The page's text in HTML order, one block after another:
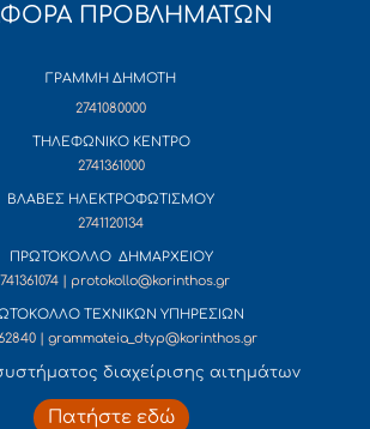
ΠΡΟΒΛΗΜΑΤΩΝ
ΓΡΑΜΜΗ ΔΗΜΟΤΗ
2741080000
ΤΗΛΕΦΩΝΙΚΟ ΚΕΝΤΡΟ
2741361000
ΒΛΑΒΕΣ ΗΛΕΚΤΡΟΦΩΤΙΣΜΟΥ
2741120134
ΠΡΩΤΟΚΟΛΛΟ ΔΗΜΑΡΧΕΙΟΥ
| protokollo@korinthos.gr
ΤΕΧΝΙΚΩΝ ΥΠΗΡΕΣΙΩΝ
| grammateia_dtyp@korinthos.gr
διαχείρισης αιτημάτων
Πατήστε εδώ